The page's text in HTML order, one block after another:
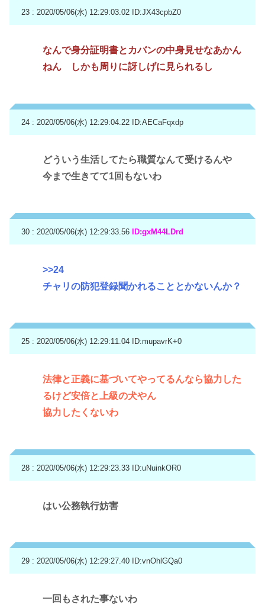
23 : 2020/05/06(水) 12:29:03.02 ID:JX43cpbZ0
なんで身分証明書とカバンの中身見せなあかん
ねん しかも周りに訝しげに見られるし
24 : 2020/05/06(水) 12:29:04.22 ID:AECaFqxdp
どういう生活してたら職質なんて受けるんや
今まで生きてて1回もないわ
30 : 2020/05/06(水) 12:29:33.56 ID:gxM44LDrd
>>24
チャリの防犯登録聞かれることとかないんか？
25 : 2020/05/06(水) 12:29:11.04 ID:mupavrK+0
法律と正義に基づいてやってるんなら協力した
るけど安倍と上級の犬やん
協力したくないわ
28 : 2020/05/06(水) 12:29:23.33 ID:uNuinkOR0
はい公務執行妨害
29 : 2020/05/06(水) 12:29:27.40 ID:vnOhlGQa0
一回もされた事ないわ